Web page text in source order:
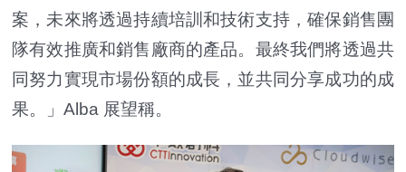
案，未來將透過持續培訓和技術支持，確保銷售團
隊有效推廣和銷售廠商的產品。最終我們將透過共
同努力實現市場份額的成長，並共同分享成功的成
果。」Alba 展望稱。